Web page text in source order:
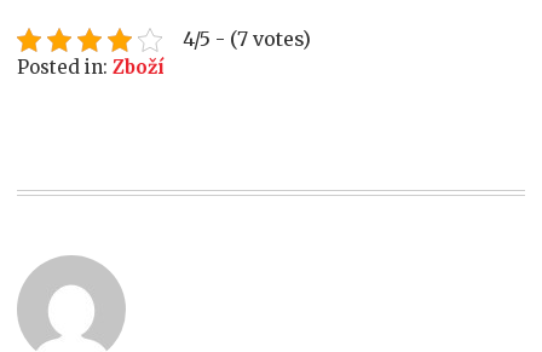
4/5 - (7 votes)
Posted in:Zboží